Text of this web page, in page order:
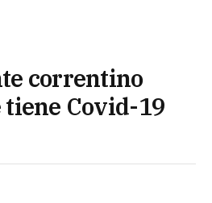
correntino
Covid-19